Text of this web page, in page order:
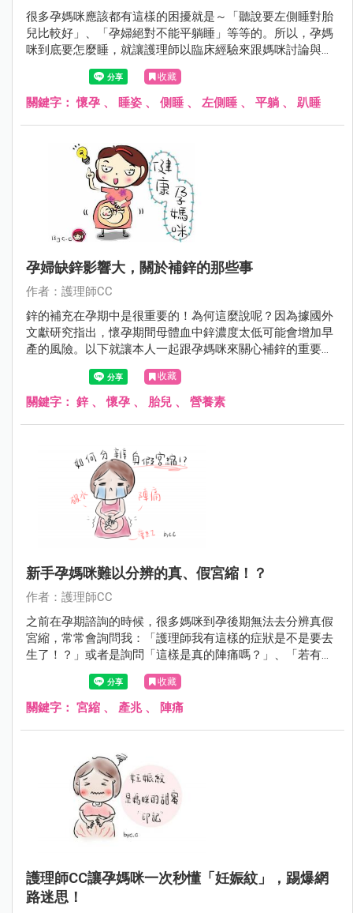
很多孕媽咪應該都有這樣的困擾就是～「聽說要左側睡對胎
兒比較好」、「孕婦絕對不能平躺睡」等等的。所以，孕媽
咪到底要怎麼睡，就讓護理師以臨床經驗來跟媽咪討論與分
收藏
關鍵字：懷孕 、 睡姿 、 側睡 、 左側睡 、 平躺 、 趴睡
孕婦缺鋅影響大，關於補鋅的那些事
作者：護理師CC
鋅的補充在孕期中是很重要的！為何這麼說呢？因為據國外
文獻研究指出，懷孕期間母體血中鋅濃度太低可能會增加早
產的風險。以下就讓本人一起跟孕媽咪來關心補鋅的重要
收藏
關鍵字： 鋅、懷孕 、 胎兒 、 營養素
新手孕媽咪難以分辨的真、假宮縮！？
作者：護理師CC
之前在孕期諮詢的時候，很多媽咪到孕後期無法去分辨真假
宮縮，常常會詢問我：「護理師我有這樣的症狀是不是要去
生了！？」或者是詢問「這樣是真的陣痛嗎？」、「若有悶
悶痛痛是要生了嗎？」、「有落紅沒有陣痛是不是該去醫院
待產呢？」等等一堆問題。這次CC統整真假宮縮圖，讓新手
孕媽咪秒懂真假宮縮得分辨及判斷，讓媽咪即時正確判斷真
收藏
關鍵字： 宮縮 、 產兆、 陣痛
護理師CC讓孕媽咪一次秒懂「妊娠紋」，踢爆網
路迷思！